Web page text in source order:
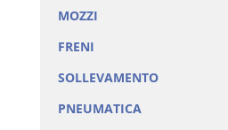
MOZZI
FRENI
SOLLEVAMENTO
PNEUMATICA